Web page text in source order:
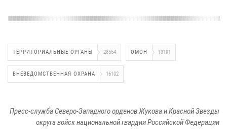
ТЕРРИТОРИАЛЬНЫЕ ОРГАНЫ 28554 ОМОН 13191
ВНЕВЕДОМСТВЕННАЯ ОХРАНА 16102
Пресс-служба Северо-Западного орденов Жукова и Красной Звезды
округа войск национальной гвардии Российской Федерации